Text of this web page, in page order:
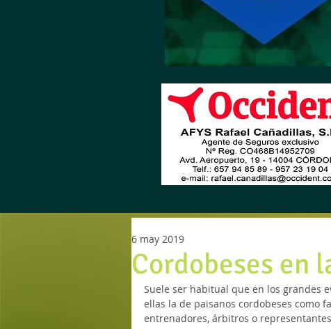
Cordobeses en
6 may 2019
Suele ser habitual que en los grandes
ellas la de paisanos cordobeses como
entrenadores, árbitros o